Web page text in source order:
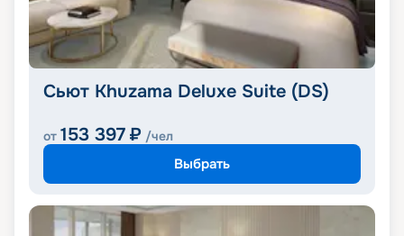
Сьют Khuzama Deluxe Suite (DS)
от 153 397 ₽ /чел
Выбрать